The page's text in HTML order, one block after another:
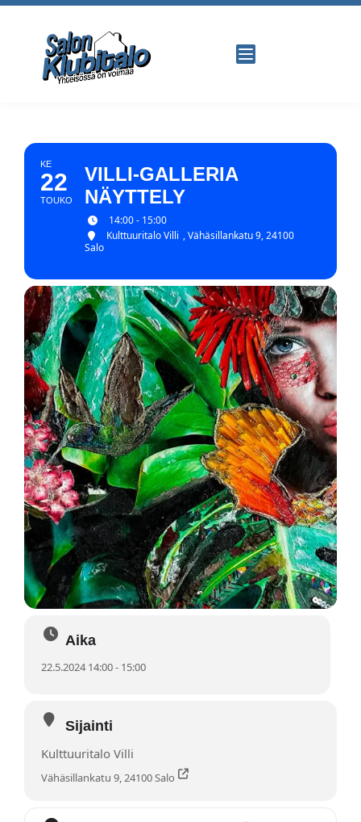
KE
22
TOUKO
VILLI-GALLERIA
NÄYTTELY
14:00 - 15:00
Kulttuuritalo Villi , Vähäsillankatu 9, 24100
Salo
Aika
22.5.2024 14:00 - 15:00
Sijainti
Kulttuuritalo Villi
Vähäsillankatu 9, 24100 Salo